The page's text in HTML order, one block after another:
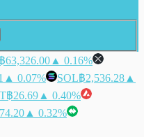
฿63,326.00 ▲ 0.16%
▲ 0.07% SOL฿2,536.28 ▲
฿26.69 ▲ 0.40%
▲ 0.32%